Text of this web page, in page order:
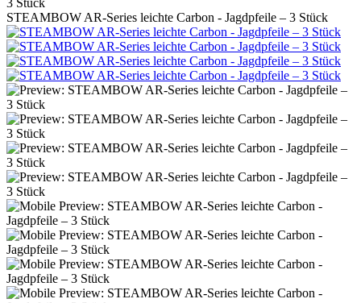
STEAMBOW AR-Series leichte Carbon - Jagdpfeile – 3 Stück